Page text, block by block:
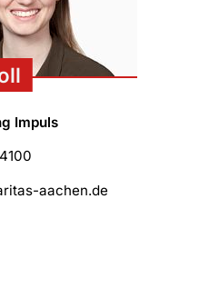
Impuls
aachen.de